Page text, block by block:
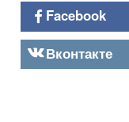
Facebook
Вконтакте